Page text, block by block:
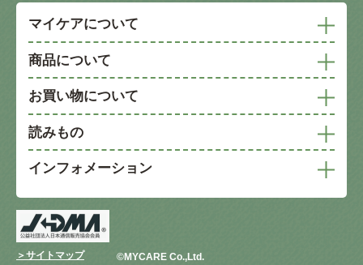
マイケアについて
商品について
お買い物について
読みもの
インフォメーション
＞サイトマップ ©︎MYCARE Co.,Ltd.